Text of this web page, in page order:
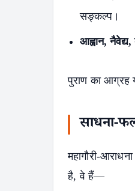
सङ्कल्प।
आह्वान, नैवेद्य,
पुराण का आग्रह
साधना-
महागौरी-
है, वे हैं—